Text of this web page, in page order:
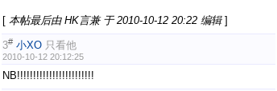
[ 本帖最后由 HK言兼 于 2010-10-12 20:22 编辑 ]
3# 小XO 只看他
2010-10-12 20:12:25
NB!!!!!!!!!!!!!!!!!!!!!!!!